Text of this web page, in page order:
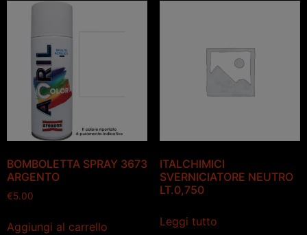
BOMBOLETTA SPRAY 3673
ARGENTO
€5.00
Aggiungi al carrello
ITALCHIMICI
SVERNICIATORE NEUTRO
LT.0,750
Leggi tutto